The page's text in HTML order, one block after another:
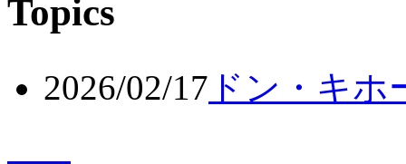
2026/02/17 ドン・キ